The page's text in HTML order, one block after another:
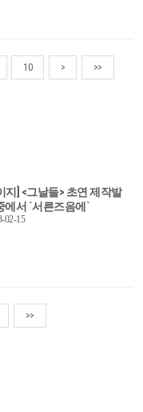
10 > >>
지] <그날들> 초연 제작발
에서 `서른즈음에`
02-15
>>